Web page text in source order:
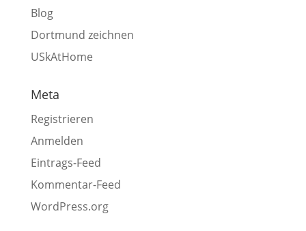
Blog
Dortmund zeichnen
USkAtHome
Meta
Registrieren
Anmelden
Eintrags-Feed
Kommentar-Feed
WordPress.org